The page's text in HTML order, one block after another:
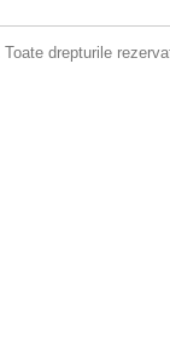
Toate drepturile